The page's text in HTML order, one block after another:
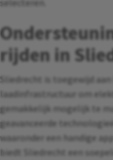
selecteren.
rijden in
Sliedrecht is toegewijd
laadinfrastructuur om
gemakkelijk mogelijk te
geavanceerde
waaronder een handige
biedt Sliedrecht een